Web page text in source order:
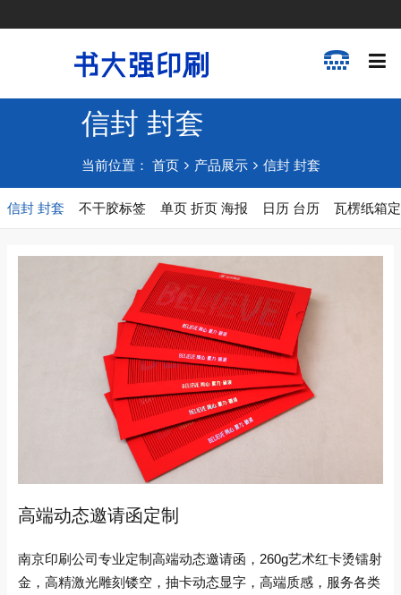
信封 封套
当前位置： 首页 产品展示 信封 封套
信封 封套 不干胶标签 单页 折页 海报 日历 台历 瓦楞纸箱
高端动态邀请函定制
南京印刷公司专业定制高端动态邀请函，260g艺术红卡烫镭射
金，高精激光雕刻镂空，抽卡动态显字，高端质感，服务各类